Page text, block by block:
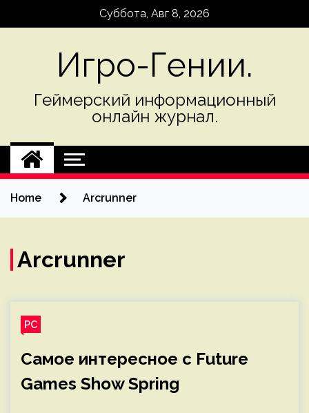
Суббота, Авг 8, 2026
Игро-Гении.
Геймерский информационный
онлайн журнал.
Home Arcrunner
Arcrunner
PC
Самое интересное с Future
Games Show Spring